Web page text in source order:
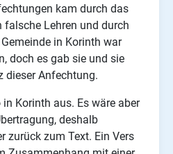
kam durch das
falsche Lehren und durch
in Korinth war
doch es gab sie und sie
dieser Anfechtung.
Korinth aus. Es wäre aber
deshalb
zurück zum Text. Ein Vers